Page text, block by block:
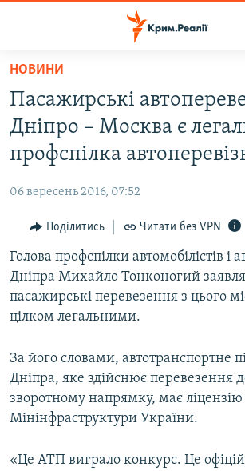
Перейти
основного
матеріалу
Перейти
до
основної
навігації
Перейти
пошуку
ВОДА.КРИМ
ВІДЕО ТА ФОТО
БЛОГИ
ПОГЛЯД
ІНТЕРВ'Ю
ВСЕ ЗА ДЕНЬ
СПЕЦПРОЕКТИ
ВІДЕОУРОКИ «ELIFBE»
СВІДЧЕННЯ ОКУПАЦІЇ
ІНФОГРАФІКА
Русский
Qırımtatar
ДОЛУЧАЙСЯ!
НОВИНИ
Пасажирські
Дніпро – Москва є
профспілка
06 вересень 2016, 07:52
Поділитись Читати без VPN
Голова профспілки автомобілістів і
Дніпра Михайло Тонконогий
пасажирські перевезення з цього
цілком легальними.
За його словами, автотранспортне
Дніпра, яке здійснює перевезення
зворотному напрямку, має ліцензію
Мінінфраструктури України.
«Це АТП виграло конкурс. Це